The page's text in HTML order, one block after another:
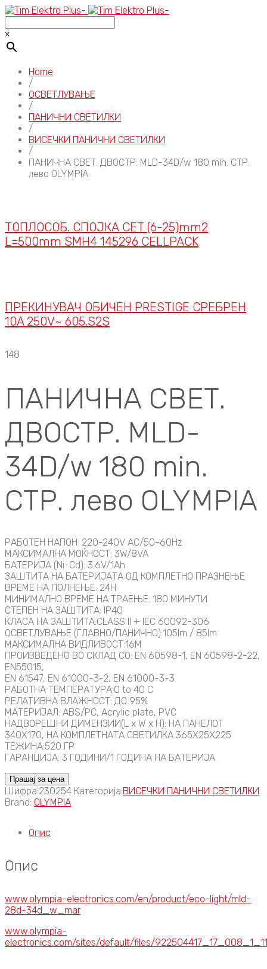
×
Home
/
ОСВЕТЛУВАЊЕ
/
ПАНИЧНИ СВЕТИЛКИ
/
ВИСЕЧКИ ПАНИЧНИ СВЕТИЛКИ
/
ПАНИЧНА СВЕТ. ДВОСТР. MLD-34D/w 180 min. СТР.
лево OLYMPIA
ТОПЛОСОБ. СПОЈКА СЕТ (6-25)mm2
L=500mm SMH4 145296 CELLPACK
ПРЕКИНУВАЧ ОБИЧЕН PRESTIGE СРЕБРЕН
10A 250V~ 605.S2S
148
ПАНИЧНА СВЕТ.
ДВОСТР. MLD-
34D/w 180 min.
СТР. лево OLYMPIA
РАБОТЕН НАПОН: 220-240V AC/50-60Hz
МАКСИМАЛНА МОЌНОСТ: 3W/8VA
БАТЕРИЈА (Ni-Cd): 3.6V/1Ah
ЗАШТИТА НА БАТЕРИЈАТА ОД КОМПЛЕТНО ПРАЗНЕЊЕ
ВРЕМЕ НА ПОЛНЕЊЕ: 24H
МИНИМАЛНО ВРЕМЕ НА ТРАЕЊЕ: 180 МИНУТИ
СТЕПЕН НА ЗАШТИТА: IP40
КЛАСА НА ЗАШТИТА:CLASS II + IEC 60092-306
ОСВЕТЛУВАЊЕ (ГЛАВНО/ПАНИЧНО):105lm / 85lm
МАКСИМАЛНА ВИДЛИВОСТ:16M
ПРОИЗВЕДЕНО ВО СКЛАД СО: EN 60598-1, EN 60598-2-22,
EN55015,
EN 61547, EN 61000-3-2, EN 61000-3-3
РАБОТНА ТЕМПЕРАТУРА:0 to 40 C
РЕЛАТИВНА ВЛАЖНОСТ: ДО 95%
МАТЕРИЈАЛ: ABS/PC, Acrylic plate, PVC
НАДВОРЕШНИ ДИМЕНЗИИ(L x W x H): НА ПАНЕЛОТ
340X170, НА КОМПЛЕТНАТА СВЕТИЛКА 365X25X225
ТЕЖИНА:520 ГР
ГАРАНЦИЈА: 3 ГОДИНИ/1 ГОДИНА НА БАТЕРИЈА
Прашај за цена
Шифра:230254 Категорија:ВИСЕЧКИ ПАНИЧНИ СВЕТИЛКИ
Brand: OLYMPIA
Опис
Опис
www.olympia-electronics.com/en/product/eco-light/mld-
28d-34d_w_mar
www.olympia-
electronics.com/sites/default/files/